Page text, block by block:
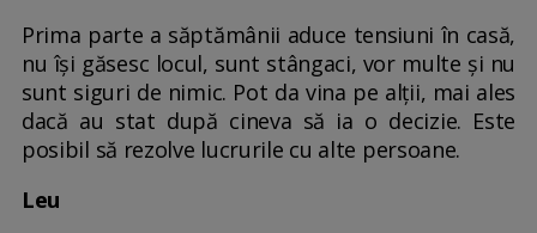
Prima parte a săptămânii aduce tensiuni în casă,
nu își găsesc locul, sunt stângaci, vor multe și nu
sunt siguri de nimic. Pot da vina pe alții, mai ales
dacă au stat după cineva să ia o decizie. Este
posibil să rezolve lucrurile cu alte persoane.
Leu